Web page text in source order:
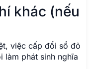
khác (nếu
việc cấp đổi sổ đỏ
làm phát sinh nghĩa